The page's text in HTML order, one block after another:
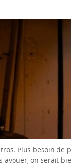
Plus besoin
avouer, on serait